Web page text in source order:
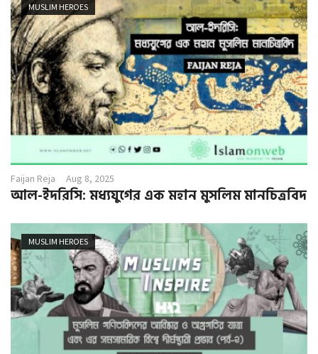
MUSLIM HEROES
Faijan Reja Aug 8, 2025
আল-ইদরিসি: মধ্যযুগের এক মহান মুসলিম মানচিত্রবিদ
MUSLIM HEROES